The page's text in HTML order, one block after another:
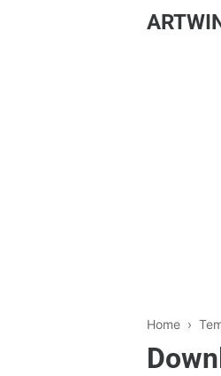
Home ›